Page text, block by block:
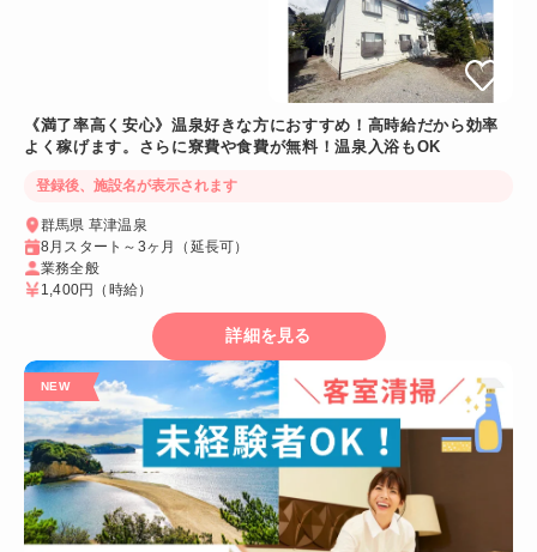
《満了率高く安心》温泉好きな方におすすめ！高時給だから効率
よく稼げます。さらに寮費や食費が無料！温泉入浴もOK
登録後、施設名が表示されます
群馬県 草津温泉
8月スタート～3ヶ月（延長可）
業務全般
1,400円
（時給）
詳細を見る